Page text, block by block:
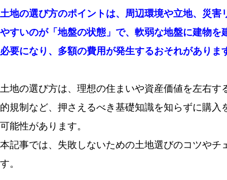
土地の選び方のポイントは、周辺環境や立地、災
やすいのが「地盤の状態」で、 軟弱な地盤に建物を
必要になり、多額の費用が発生するおそれがありま
土地の選び方は、理想の住まいや資産価値を左右
的規制など、押さえるべき基礎知識を知らずに購
可能性があります。
本記事では、失敗しないための土地選びのコツや
す。